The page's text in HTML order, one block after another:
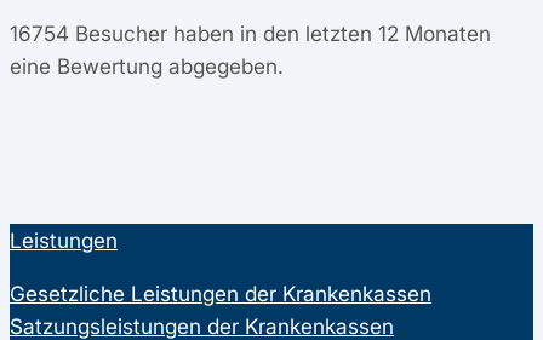
16754 Besucher haben in den letzten 12 Monaten
eine Bewertung abgegeben.
Leistungen
Gesetzliche Leistungen der Krankenkassen
Satzungsleistungen der Krankenkassen